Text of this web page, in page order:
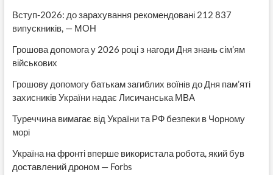
Вступ-2026: до зарахування рекомендовані 212 837
випускників, — МОН
Грошова допомога у 2026 році з нагоди Дня знань сім’ям
військових
Грошову допомогу батькам загиблих воїнів до Дня пам’яті
захисників України надає Лисичанська МВА
Туреччина вимагає від України та РФ безпеки в Чорному
морі
Україна на фронті вперше використала робота, який був
доставлений дроном — Forbs